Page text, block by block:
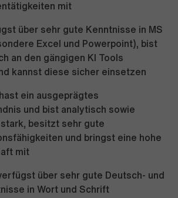
mit
über sehr gute Kenntnisse in MS
Excel und Powerpoint), bist
an den gängigen KI Tools
kannst diese sicher einsetzen
hast ein ausgeprägtes
und bist analytisch sowie
besitzt sehr gute
und bringst eine hohe
mit
über sehr gute Deutsch- und
in Wort und Schrift